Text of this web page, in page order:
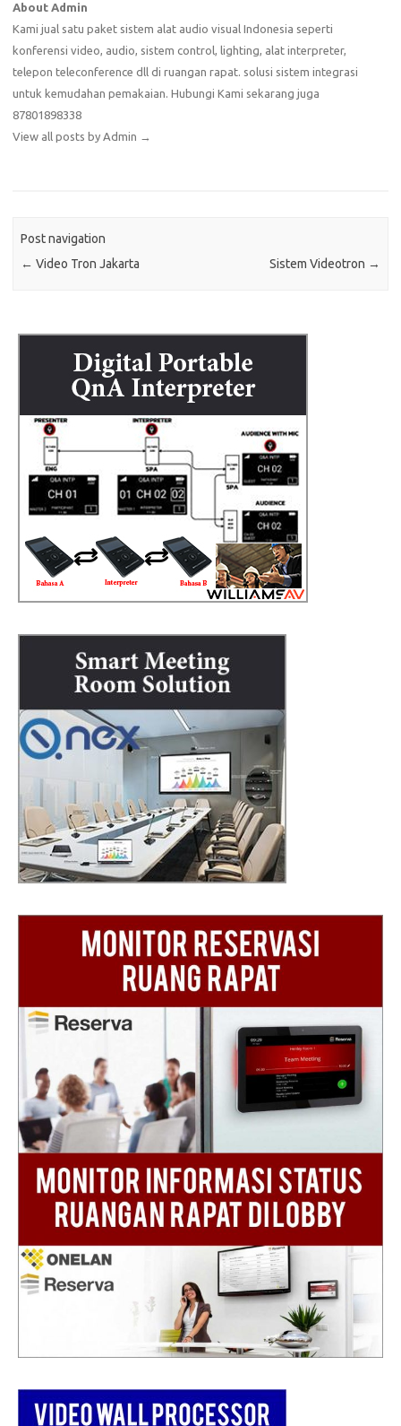
About Admin
Kami jual satu paket sistem alat audio visual Indonesia seperti
konferensi video, audio, sistem control, lighting, alat interpreter,
telepon teleconference dll di ruangan rapat. solusi sistem integrasi
untuk kemudahan pemakaian. Hubungi Kami sekarang juga
87801898338
View all posts by Admin →
Post navigation
← Video Tron Jakarta Sistem Videotron →